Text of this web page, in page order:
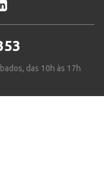
das 10h às 17h